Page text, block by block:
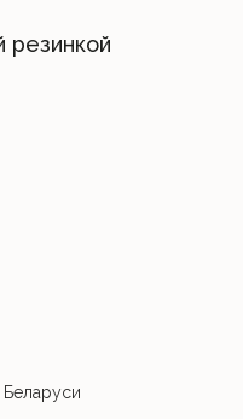
резинкой